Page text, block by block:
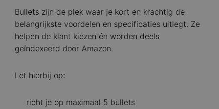
Bullets zijn de plek waar je kort en krachtig de
belangrijkste voordelen en specificaties uitlegt. Ze
helpen de klant kiezen én worden deels
geïndexeerd door Amazon.
Let hierbij op:
richt je op maximaal 5 bullets